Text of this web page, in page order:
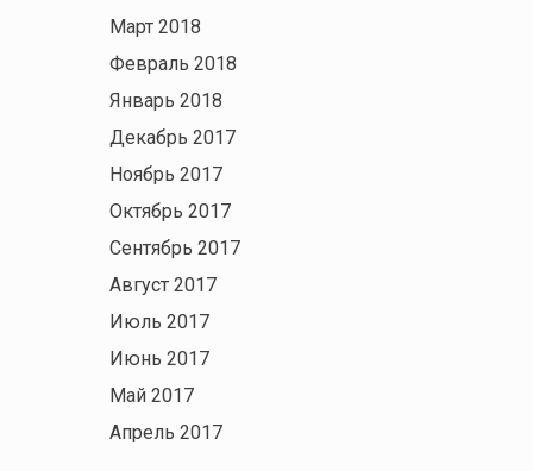
Март 2018
Февраль 2018
Январь 2018
Декабрь 2017
Ноябрь 2017
Октябрь 2017
Сентябрь 2017
Август 2017
Июль 2017
Июнь 2017
Май 2017
Апрель 2017